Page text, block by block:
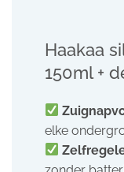
Haakaa
150ml +
elke